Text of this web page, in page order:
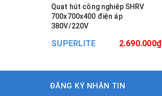
Quạt hút công nghiệp SHRV
700x700x400 điện áp
380V/220V
SUPERLITE 2.690.000₫
ĐĂNG KÝ NHẬN TIN